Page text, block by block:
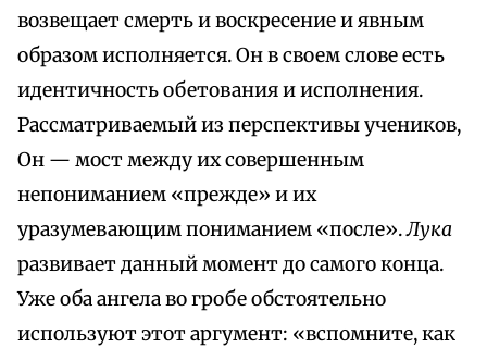
возвещает смерть и воскресение и явным
образом исполняется. Он в своем слове есть
идентичность обетования и исполнения.
Рассматриваемый из перспективы учеников,
Он — мост между их совершенным
непониманием «прежде» и их
уразумевающим пониманием «после».Лука
развивает данный момент до самого конца.
Уже оба ангела во гробе обстоятельно
используют этот аргумент: «вспомните, как